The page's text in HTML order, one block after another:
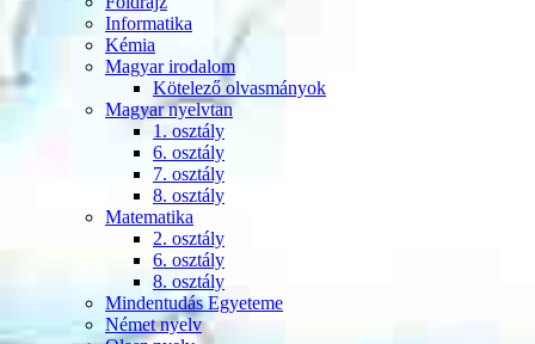
Informatika
Kémia
Magyar irodalom
Kötelező olvasmányok
Magyar nyelvtan
1. osztály
6. osztály
7. osztály
8. osztály
Matematika
2. osztály
6. osztály
8. osztály
Mindentudás Egyeteme
Német nyelv